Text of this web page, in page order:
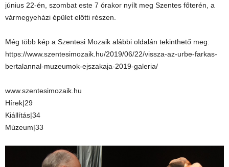
június 22-én, szombat este 7 órakor nyílt meg Szentes főterén, a
vármegyeházi épület előtti részen.
Még több kép a Szentesi Mozaik alábbi oldalán tekinthető meg:
https://www.szentesimozaik.hu/2019/06/22/vissza-az-urbe-farkas-
bertalannal-muzeumok-ejszakaja-2019-galeria/
www.szentesimozaik.hu
Hírek|29
Kiállítás|34
Múzeum|33